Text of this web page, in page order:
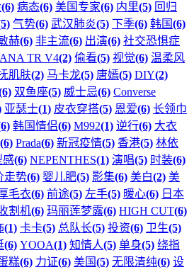
(6) 病态(6) 美国专家(6) 内里(5) 回归
气势(6) 武汉肺炎(5) 下季(6) 韩国(6)
赫(6) 非主流(6) 出演(6) 社交恐惧症
TR V4(2) 偷看(5) 视觉(6) 温柔风
肌肤(2) 马卡龙(5) 唐嫣(5) DIY(2)
双鱼座(5) 威士忌(6) Converse
亚瑟士(1) 皮衣穿搭(5) 恩爱(6) 长领巾
韩国情侣(6) M992(1) 逆行(6) 大衣
(6) Prada(6) 新冠疫情(5) 香港(5) 林依
感(6) NEPENTHES(1) 演唱(5) 时装(6)
走势(6) 婴儿肥(5) 影集(6) 美白(2) 美
毛衣(6) 前途(5) 左手(5) 暖心(6) 日本
割机(6) 玛丽莲梦露(6) HIGH CUT(6)
(1) 卡卡(5) 总队长(5) 投资(6) 卫生(5)
(6) YOOA(1) 知情人(5) 单身(5) 绕指
糕(6) 力证(6) 美国(5) 无限清纯(6) 设